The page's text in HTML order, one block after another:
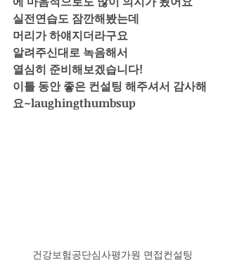
실전연습도 잠깐해봤는데
머리가 하얘지더라구요
알려주신대로 녹음해서
열심히 준비해보겠습니다!
이틀 동안 좋은 컨설팅 해주셔서 감사해
요~laughingthumbsup
건강보험공단심사평가원 면접컨설팅